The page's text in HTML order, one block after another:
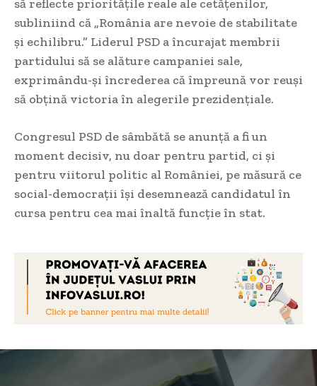
să reflecte prioritățile reale ale cetățenilor,
subliniind că „România are nevoie de stabilitate
și echilibru.” Liderul PSD a încurajat membrii
partidului să se alăture campaniei sale,
exprimându-și încrederea că împreună vor reuși
să obțină victoria în alegerile prezidențiale.
Congresul PSD de sâmbătă se anunță a fi un
moment decisiv, nu doar pentru partid, ci și
pentru viitorul politic al României, pe măsură ce
social-democrații își desemnează candidatul în
cursa pentru cea mai înaltă funcție în stat.